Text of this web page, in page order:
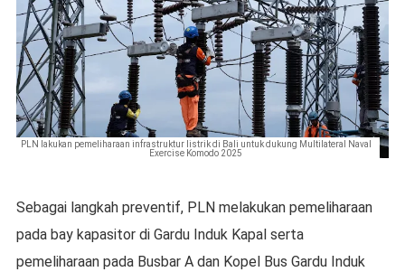
PLN lakukan pemeliharaan infrastruktur listrik di Bali untuk dukung Multilateral Naval
Exercise Komodo 2025
Sebagai langkah preventif, PLN melakukan pemeliharaan
pada bay kapasitor di Gardu Induk Kapal serta
pemeliharaan pada Busbar A dan Kopel Bus Gardu Induk